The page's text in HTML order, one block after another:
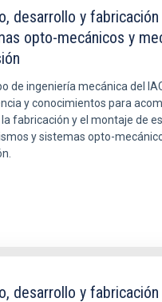
desarrollo y
opto-mecánicos y
de ingeniería mecánica del
y conocimientos para
la fabricación y el montaje de
y sistemas opto-
desarrollo y